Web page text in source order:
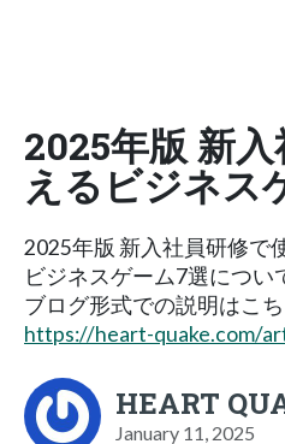
2025年版 新
えるビジネス
2025年版 新入社員研修で
ビジネスゲーム7選につい
ブログ形式での説明はこ
https://heart-quake.com/
HEART
January 11, 2025